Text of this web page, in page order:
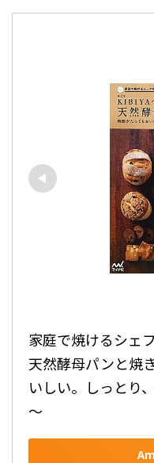
家庭で焼けるシェ
天然酵母パンと焼
いしい。しっとり
～